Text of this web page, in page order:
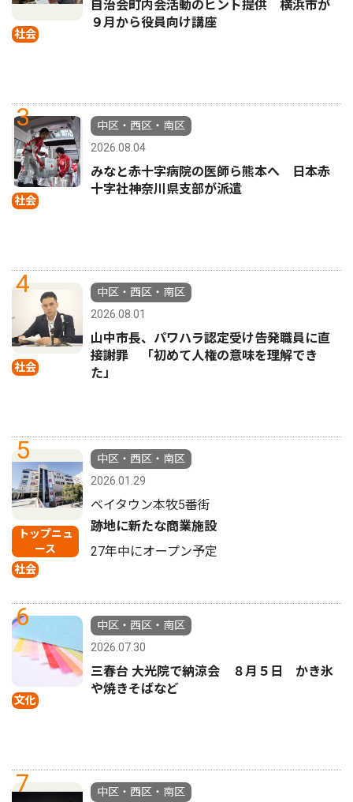
社会
自治会町内会活動のヒント提供 横浜市が
９月から役員向け講座
3
社会
中区・西区・南区
2026.08.04
みなと赤十字病院の医師ら熊本へ 日本赤
十字社神奈川県支部が派遣
4
社会
中区・西区・南区
2026.08.01
山中市長、パワハラ認定受け告発職員に直
接謝罪 「初めて人権の意味を理解でき
た」
5
トップニュ
ース
社会
中区・西区・南区
2026.01.29
ベイタウン本牧5番街
跡地に新たな商業施設
27年中にオープン予定
6
文化
中区・西区・南区
2026.07.30
三春台 大光院で納涼会 ８月５日 かき氷
や焼きそばなど
7
中区・西区・南区